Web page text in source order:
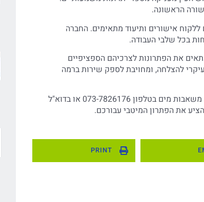
הראשונה.
אישורים ותיעוד מתאימים. החברה
בכל שלבי העבודה.
את הפתרונות לצרכיהם הספציפיים
להצלחה, ומחויבת לספק שירות ברמה
073-7826176 או בדוא"ל
את הפתרון המיטבי עבורכם.
PRINT